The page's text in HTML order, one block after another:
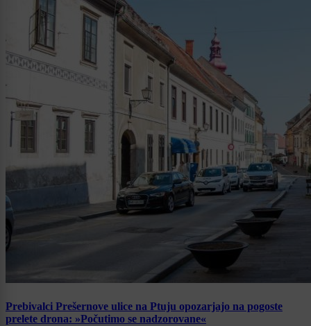
Prebivalci Prešernove ulice na Ptuju opozarjajo na pogoste
prelete drona: »Počutimo se nadzorovane«